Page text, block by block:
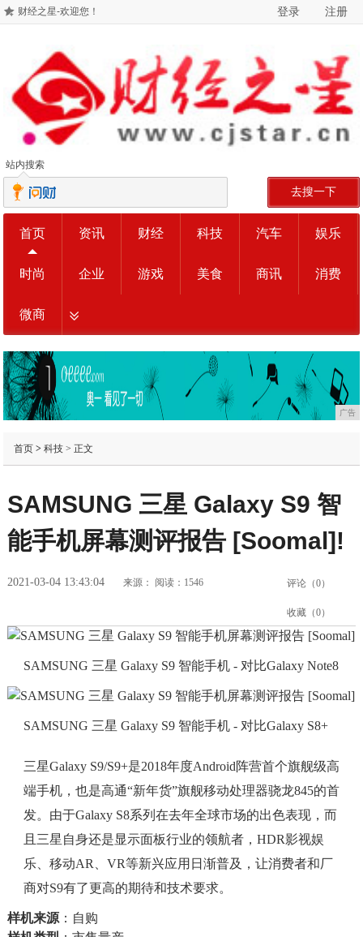
财经之星-欢迎您！ 登录 注册
站内搜索
去搜一下
首页 资讯 财经 科技 汽车 娱乐
时尚 企业 游戏 美食 商讯 消费
微商
广告
首页> 科技> 正文
SAMSUNG 三星 Galaxy S9 智
能手机屏幕测评报告 [Soomal]!
2021-03-04 13:43:04 来源： 阅读：1546 评论（0）
收藏（0）
SAMSUNG 三星 Galaxy S9 智能手机 - 对比Galaxy Note8
SAMSUNG 三星 Galaxy S9 智能手机 - 对比Galaxy S8+
三星Galaxy S9/S9+是2018年度Android阵营首个旗舰级高
端手机，也是高通“新年货”旗舰移动处理器骁龙845的首
发。由于Galaxy S8系列在去年全球市场的出色表现，而
且三星自身还是显示面板行业的领航者，HDR影视娱
乐、移动AR、VR等新兴应用日渐普及，让消费者和厂
商对S9有了更高的期待和技术要求。
样机来源：自购